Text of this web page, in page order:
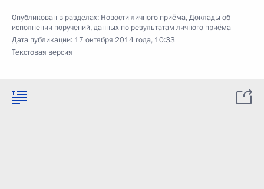
Опубликован в разделах: Новости личного приёма,Доклады об
исполнении поручений, данных по результатам личного приёма
Дата публикации: 17 октября 2014 года, 10:33
Текстовая версия